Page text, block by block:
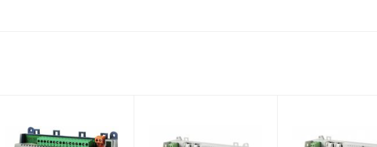
продукции
Desigo Desigo Desigo